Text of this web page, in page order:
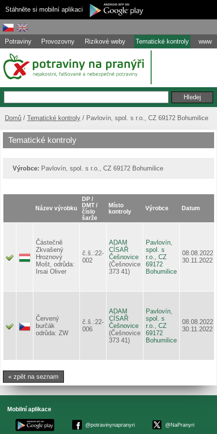
Stáhněte si mobilní aplikaci
Potraviny Provozovny Rizikové weby Tematické kontroly www
Domů Tematické kontroly Pavlovín, spol. s r.o., CZ 69172 Bohumilice
Tematické kontroly
Výrobce: Pavlovín, spol. s r.o., CZ 69172 Bohumilice
Název výrobku
DP /
DMT /
číslo
šarže
Místo
kontroly
Výrobce Datum
Částečně
Zkvašený
Hroznový
Mošt, odrůda:
Irsai Oliver
č.š.:22-
002
ADAM
CÍSAŘ
Češnovice
(Češnovice
373 41)
Pavlovín,
spol. s
r.o., CZ
69172
Bohumilice
08.08.2022 -
30.11.2022
Červený
burčák
odrůda: ZW
č.š.:22-
006
ADAM
CÍSAŘ
Češnovice
(Češnovice
373 41)
Pavlovín,
spol. s
r.o., CZ
69172
Bohumilice
08.08.2022 -
30.11.2022
« zpět na seznam
Mobilní aplikace
@potravinynapranyri @NaPranyri